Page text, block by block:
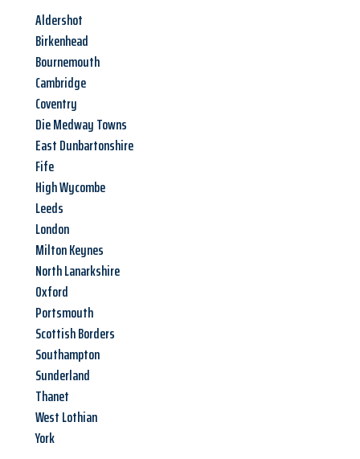
Aldershot
Birkenhead
Bournemouth
Cambridge
Coventry
Die Medway Towns
East Dunbartonshire
Fife
High Wycombe
Leeds
London
Milton Keynes
North Lanarkshire
Oxford
Portsmouth
Scottish Borders
Southampton
Sunderland
Thanet
West Lothian
York